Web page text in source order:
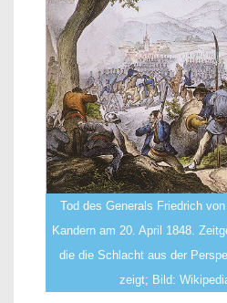
Tod des Generals Friedrich
Kandern am 20. April 1848.
die die Schlacht aus der
zeigt; Bild: